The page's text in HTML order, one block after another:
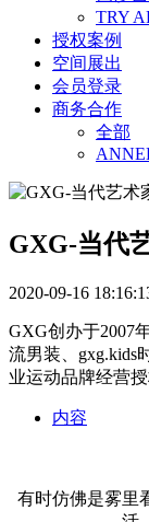
TRY
授权案例
空间展出
会员登录
商务合作
全部
GXG-当代
2020-09-16
GXG创办于2007
流男装、gxg.kids
业运动品牌经营
内容
有时仿佛是雾里